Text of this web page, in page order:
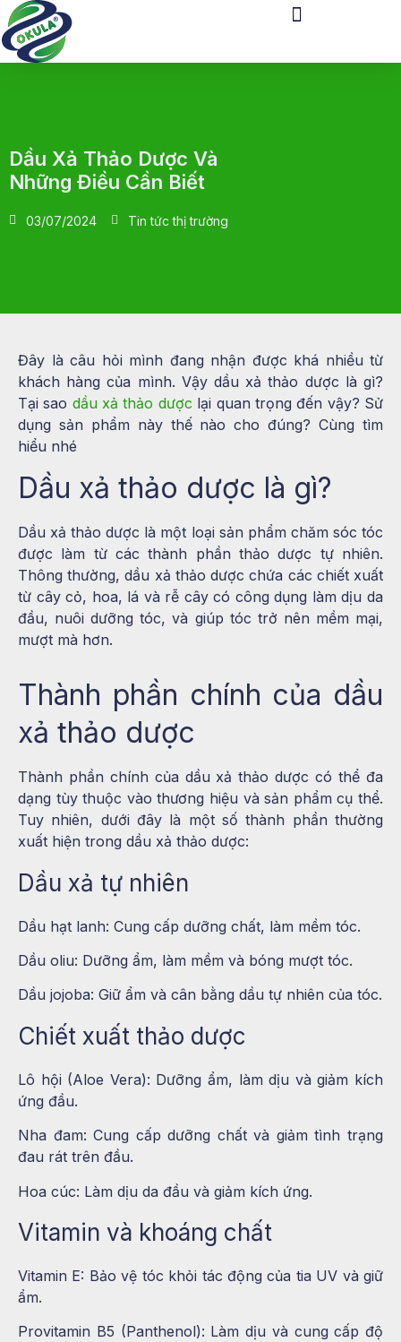
Dầu Xả Thảo Dược Và
Những Điều Cần Biết
03/07/2024 Tin tức thị trường
Đây là câu hỏi mình đang nhận được khá nhiều từ
khách hàng của mình. Vậy dầu xả thảo dược là gì?
Tại sao dầu xả thảo dược lại quan trọng đến vậy? Sử
dụng sản phẩm này thế nào cho đúng? Cùng tìm
hiểu nhé
Dầu xả thảo dược là gì?
Dầu xả thảo dược là một loại sản phẩm chăm sóc tóc
được làm từ các thành phần thảo dược tự nhiên.
Thông thường, dầu xả thảo dược chứa các chiết xuất
từ cây cỏ, hoa, lá và rễ cây có công dụng làm dịu da
đầu, nuôi dưỡng tóc, và giúp tóc trở nên mềm mại,
mượt mà hơn.
Thành phần chính của dầu
xả thảo dược
Thành phần chính của dầu xả thảo dược có thể đa
dạng tùy thuộc vào thương hiệu và sản phẩm cụ thể.
Tuy nhiên, dưới đây là một số thành phần thường
xuất hiện trong dầu xả thảo dược:
Dầu xả tự nhiên
Dầu hạt lanh: Cung cấp dưỡng chất, làm mềm tóc.
Dầu oliu: Dưỡng ẩm, làm mềm và bóng mượt tóc.
Dầu jojoba: Giữ ẩm và cân bằng dầu tự nhiên của tóc.
Chiết xuất thảo dược
Lô hội (Aloe Vera): Dưỡng ẩm, làm dịu và giảm kích
ứng đầu.
Nha đam: Cung cấp dưỡng chất và giảm tình trạng
đau rát trên đầu.
Hoa cúc: Làm dịu da đầu và giảm kích ứng.
Vitamin và khoáng chất
Vitamin E: Bảo vệ tóc khỏi tác động của tia UV và giữ
ẩm.
Provitamin B5 (Panthenol): Làm dịu và cung cấp độ